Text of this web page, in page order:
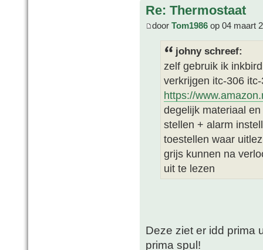
Re: Thermostaat
door Tom1986 op 04 maart
johny schreef:
zelf gebruik ik
verkrijgen itc-306
https://
degelijk materiaal
stellen + alarm
toestellen waar
grijs kunnen na
uit te lezen
Deze ziet er idd prima
prima spul!